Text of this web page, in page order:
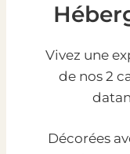
Vivez une
de nos 2
Décorées